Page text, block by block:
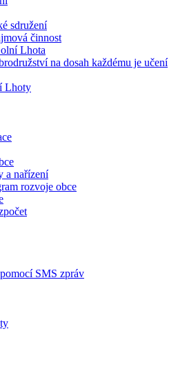
sdružení
činnost
Lhota
na dosah každému je učení
Lhoty
a nařízení
rozvoje obce
SMS zpráv